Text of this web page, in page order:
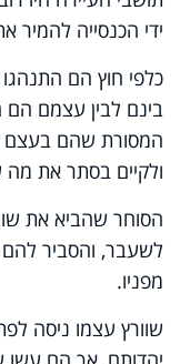
ידי הכנסייה
כלפי חוץ הם התנהגו
בינם לבין עצמם
המסורת שהם בעצם
ולקיים בסתר את מה
הסוחר שהביא את
לשעבר, והסביר להם
מפניו.
שוורץ עצמו ניסה